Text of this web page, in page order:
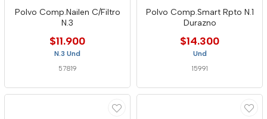
Polvo Comp.Nailen C/Filtro
N.3
$11.900
N.3 Und
57819
Polvo Comp.Smart Rpto N.1
Durazno
$14.300
Und
15991